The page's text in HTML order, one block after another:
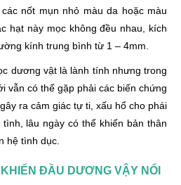
nốt mụn nhỏ màu da hoặc màu
hạt này mọc không đều nhau, kích
kính trung bình từ 1 – 4mm.
dương vật là lành tính nhưng trong
vẫn có thể gặp phải các biến chứng
ra cảm giác tự ti, xấu hổ cho phái
lâu ngày có thể khiến bản thân
hệ tình dục.
ĐẦU DƯƠNG VẬY NỔI